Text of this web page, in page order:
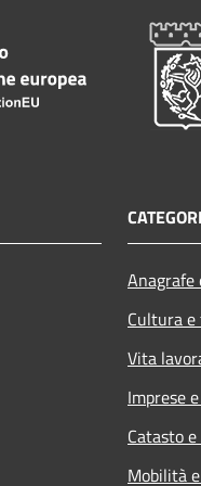
Cultura
Vita
Imprese
Catasto
Mobilità